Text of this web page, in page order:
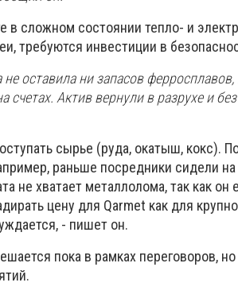
в сложном состоянии тепло- и
требуются инвестиции в
оставила ни запасов
счетах. Актив вернули в разрухе и
сырье (руда, окатыш, кокс).
раньше посредники сидели на
не хватает металлолома, так как он
цену для Qarmet как для
- пишет он.
пока в рамках переговоров,